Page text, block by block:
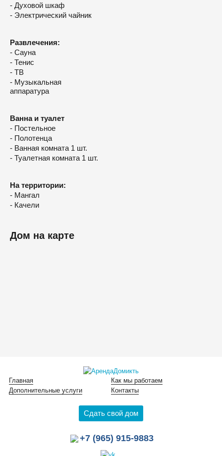
- Духовой шкаф
- Электрический чайник
Развлечения:
- Сауна
- Тенис
- ТВ
- Музыкальная
аппаратура
Ванна и туалет
- Постельное
- Полотенца
- Ванная комната 1 шт.
- Туалетная комната 1 шт.
На территории:
- Мангал
- Качели
Дом на карте
Главная
Как мы работаем
Дополнительные услуги
Контакты
Сдать свой дом
+7 (965) 915-9883